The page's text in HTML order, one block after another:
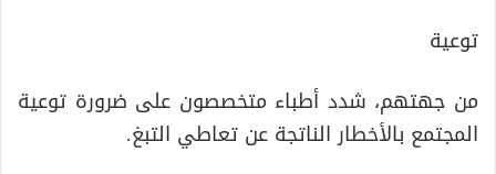
توعية
من جهتهم، شدد أطباء متخصصون على ضرورة توعية
المجتمع بالأخطار الناتجة عن تعاطي التبغ.